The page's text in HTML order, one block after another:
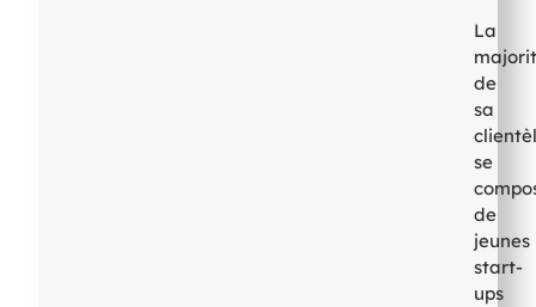
La
de
sa
se
de
jeunes
start-
ups